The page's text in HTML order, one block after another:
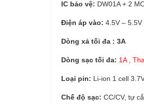
IC bảo vệ: DW01A + 2
Điện áp vào: 4.5V –
Dòng xả tối đa : 3A
Dòng sạc tối đa: 1A ,
Loại pin: Li-ion 1 cell
Chế độ sạc: CC/CV, tự